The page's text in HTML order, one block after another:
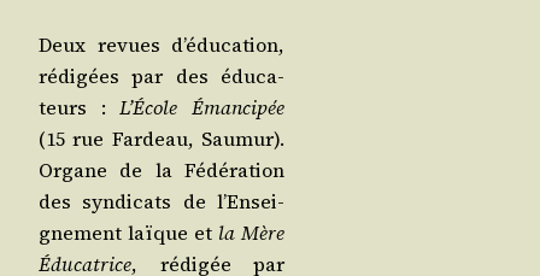
Deux revues d’é­du­ca­tion,
rédi­gées par des édu­ca­
teurs :L’É­cole Éman­ci­pée
(15 rue Far­deau, Sau­mur).
Organe de la Fédé­ra­tion
des syn­di­cats de l’En­sei­
gne­ment laïque et la Mère
Édu­ca­trice, rédi­gée par